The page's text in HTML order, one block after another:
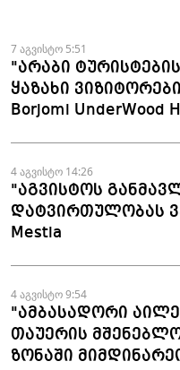
მომზადდა
7 აგვისტო 5:51
"არაბი
ყაზახი
Borjomi UnderWood
4 აგვისტო 14:26
"აგვისტოს
დატვირთულობას
Mestia
4 აგვისტო 9:54
"ამბასადორი
თაუერის
ზონაში